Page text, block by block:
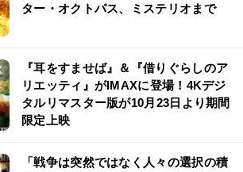
ター・オクトパス、ミステリオまで
『耳をすませば』＆『借りぐらしのア
リエッティ』がIMAXに登場！4Kデジ
タルリマスター版が10月23日より期間
限定上映
「戦争は突然ではなく人々の選択の積